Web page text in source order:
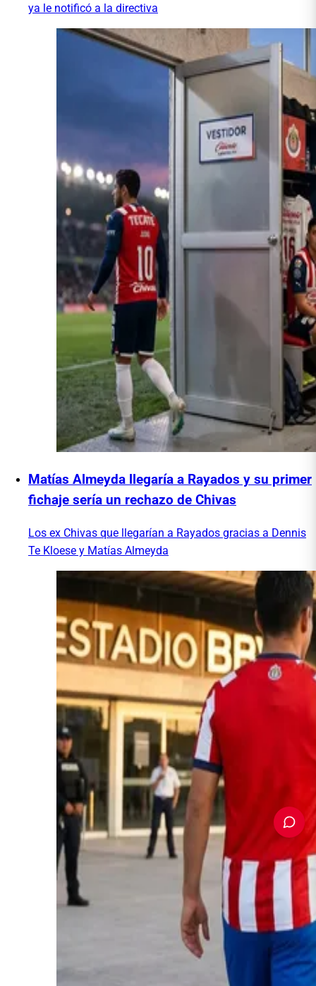
ya le notificó a la directiva
Matías Almeyda llegaría a Rayados y su primer
fichaje sería un rechazo de Chivas
Los ex Chivas que llegarían a Rayados gracias a Dennis
Te Kloese y Matías Almeyda